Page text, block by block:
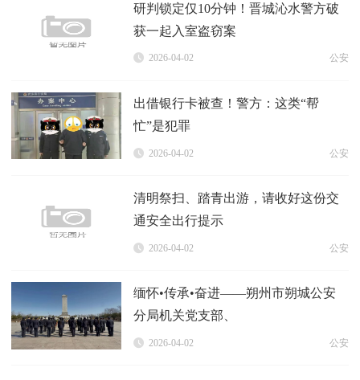
研判锁定仅10分钟！晋城沁水警方破
获一起入室盗窃案
2026-04-02 公安
出借银行卡被查！警方：这类“帮
忙”是犯罪
2026-04-02 公安
清明祭扫、踏青出游，请收好这份交
通安全出行提示
2026-04-02 公安
缅怀•传承•奋进——朔州市朔城公安
分局机关党支部、
2026-04-02 公安